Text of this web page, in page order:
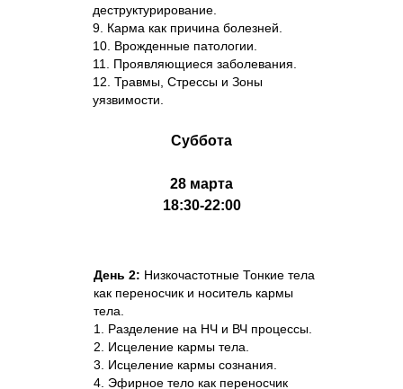
деструктурирование.
9. Карма как причина болезней.
10. Врожденные патологии.
11. Проявляющиеся заболевания.
12. Травмы, Стрессы и Зоны
уязвимости.
Суббота
28 марта
18:30-22:00
День 2: Низкочастотные Тонкие тела
как переносчик и носитель кармы
тела.
1. Разделение на НЧ и ВЧ процессы.
2. Исцеление кармы тела.
3. Исцеление кармы сознания.
4. Эфирное тело как переносчик